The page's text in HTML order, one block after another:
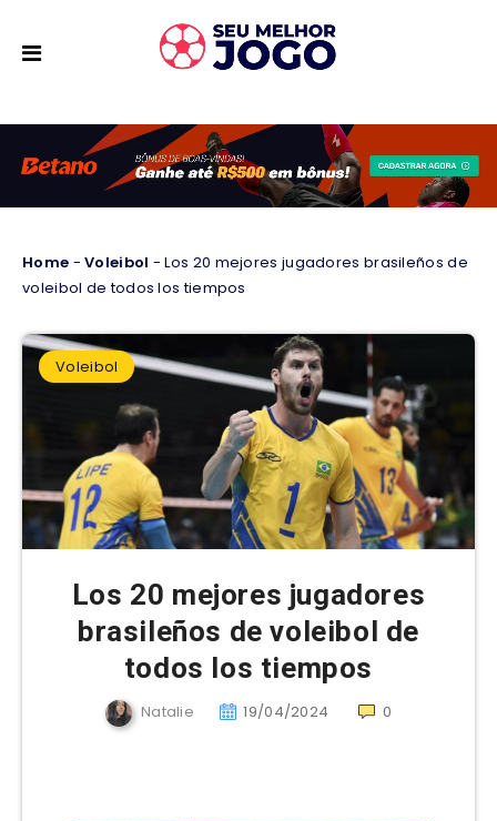
Home -Voleibol -Los 20 mejores jugadores brasileños de
voleibol de todos los tiempos
Voleibol
Los 20 mejores jugadores
brasileños de voleibol de
todos los tiempos
Natalie 19/04/2024 0